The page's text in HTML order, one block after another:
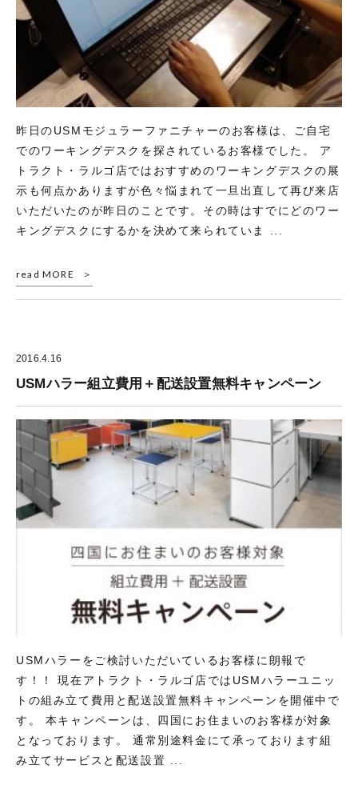
昨日のUSMモジュラーファニチャーのお客様は、ご自宅
でのワーキングデスクを探されているお客様でした。 ア
トラクト・ラルゴ店ではおすすめのワーキングデスクの展
示も何点かありますが色々悩まれて一旦出直して再び来店
いただいたのが昨日のことです。その時はすでにどのワー
キングデスクにするかを決めて来られていま ...
read MORE
2016.4.16
USMハラー組立費用＋配送設置無料キャンペーン
USMハラーをご検討いただいているお客様に朗報で
す！！ 現在アトラクト・ラルゴ店ではUSMハラーユニッ
トの組み立て費用と配送設置無料キャンペーンを開催中で
す。 本キャンペーンは、四国にお住まいのお客様が対象
となっております。 通常別途料金にて承っております組
み立てサービスと配送設置 ...